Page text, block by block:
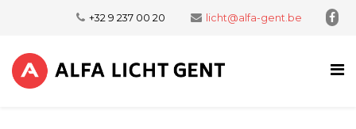
+32 9 237 00 20 licht@alfa-gent.be